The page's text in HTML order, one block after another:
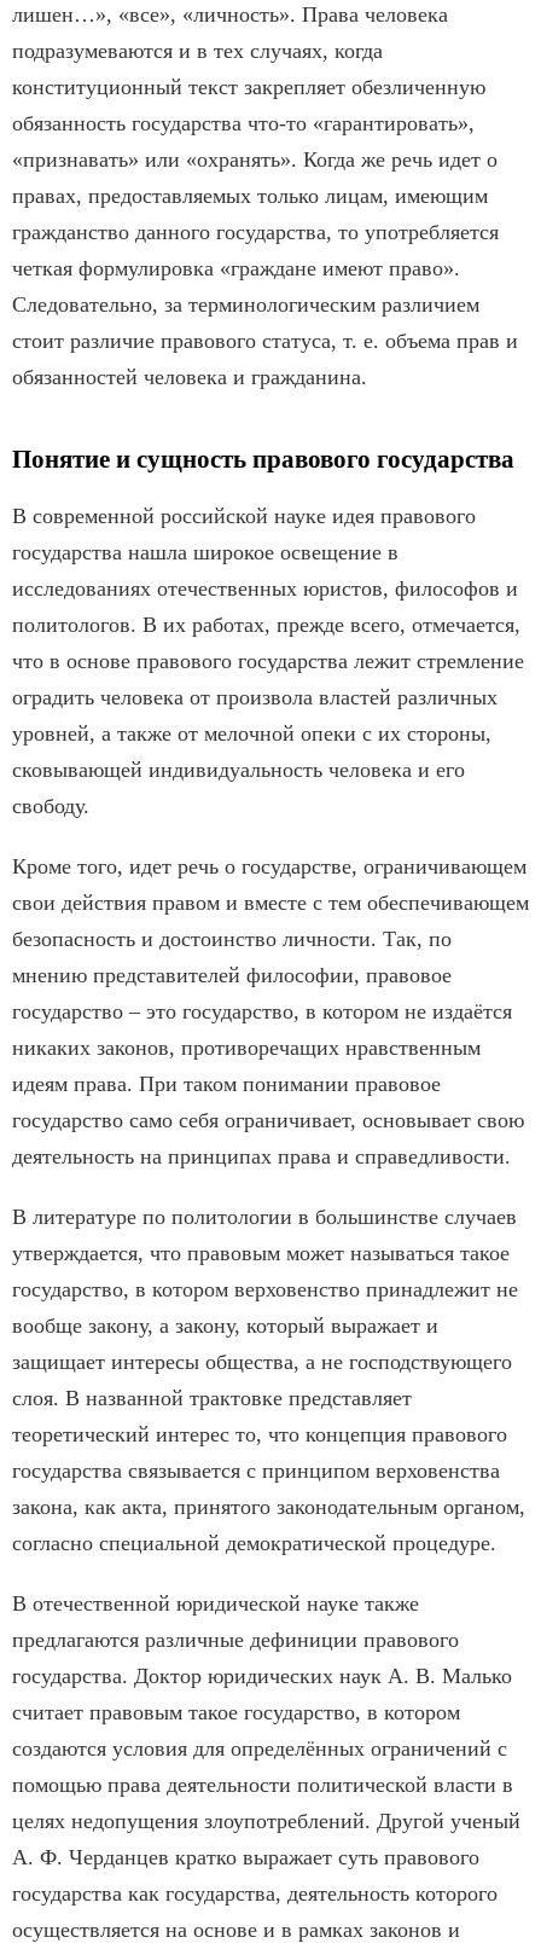
лишен…», «все», «личность». Права человека
подразумеваются и в тех случаях, когда
конституционный текст закрепляет обезличенную
обязанность государства что-то «гарантировать»,
«признавать» или «охранять». Когда же речь идет о
правах, предоставляемых только лицам, имеющим
гражданство данного государства, то употребляется
четкая формулировка «граждане имеют право».
Следовательно, за терминологическим различием
стоит различие правового статуса, т. е. объема прав и
обязанностей человека и гражданина.
Понятие и сущность правового государства
В современной российской науке идея правового
государства нашла широкое освещение в
исследованиях отечественных юристов, философов и
политологов. В их работах, прежде всего, отмечается,
что в основе правового государства лежит стремление
оградить человека от произвола властей различных
уровней, а также от мелочной опеки с их стороны,
сковывающей индивидуальность человека и его
свободу.
Кроме того, идет речь о государстве, ограничивающем
свои действия правом и вместе с тем обеспечивающем
безопасность и достоинство личности. Так, по
мнению представителей философии, правовое
государство – это государство, в котором не издаётся
никаких законов, противоречащих нравственным
идеям права. При таком понимании правовое
государство само себя ограничивает, основывает свою
деятельность на принципах права и справедливости.
В литературе по политологии в большинстве случаев
утверждается, что правовым может называться такое
государство, в котором верховенство принадлежит не
вообще закону, а закону, который выражает и
защищает интересы общества, а не господствующего
слоя. В названной трактовке представляет
теоретический интерес то, что концепция правового
государства связывается с принципом верховенства
закона, как акта, принятого законодательным органом,
согласно специальной демократической процедуре.
В отечественной юридической науке также
предлагаются различные дефиниции правового
государства. Доктор юридических наук А. В. Малько
считает правовым такое государство, в котором
создаются условия для определённых ограничений с
помощью права деятельности политической власти в
целях недопущения злоупотреблений. Другой ученый
А. Ф. Черданцев кратко выражает суть правового
государства как государства, деятельность которого
осуществляется на основе и в рамках законов и